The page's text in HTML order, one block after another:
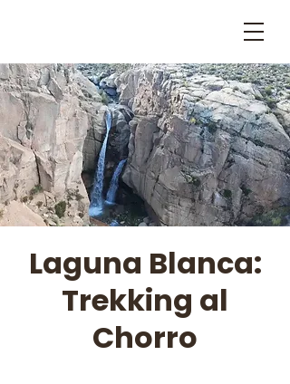
Laguna Blanca:
Trekking al
Chorro